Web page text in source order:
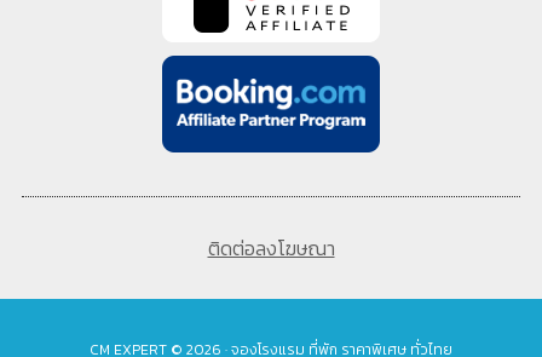
ติดต่อลงโฆษณา
CM EXPERT © 2026 · จองโรงแรม ที่พัก ราคาพิเศษ ทั่วไทย